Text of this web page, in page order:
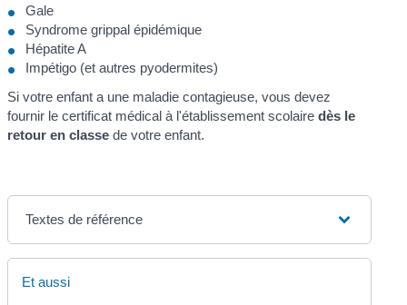
Gale
Syndrome grippal épidémique
Hépatite A
Impétigo (et autres pyodermites)
Si votre enfant a une maladie contagieuse, vous devez
fournir le certificat médical à l'établissement scolairedès le
retour en classe de votre enfant.
Textes de référence
Et aussi